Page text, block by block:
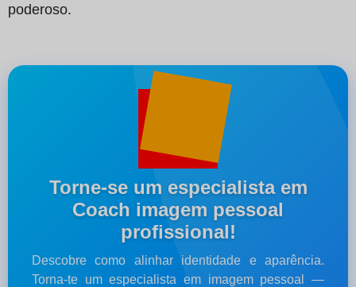
poderoso.
Torne-se um especialista em
Coach imagem pessoal
profissional!
Descobre como alinhar identidade e aparência.
Torna-te um especialista em imagem pessoal —